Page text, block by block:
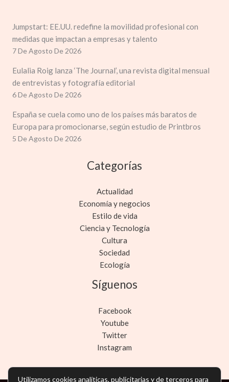
Jumpstart: EE.UU. redefine la movilidad profesional con
medidas que impactan a empresas y talento
7 De Agosto De 2026
Eulalia Roig lanza ‘The Journal’, una revista digital mensual
de entrevistas y fotografía editorial
6 De Agosto De 2026
España se cuela como uno de los países más baratos de
Europa para promocionarse, según estudio de Printbros
5 De Agosto De 2026
Categorías
Actualidad
Economía y negocios
Estilo de vida
Ciencia y Tecnología
Cultura
Sociedad
Ecología
Síguenos
Facebook
Youtube
Twitter
Instagram
Utilizamos cookies analíticas, publicitarias y de terceros para